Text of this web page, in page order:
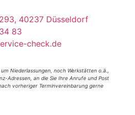
40237 Düsseldorf
83
check.de
Niederlassungen, noch Werkstätten o.ä.,
Adressen, an die Sie Ihre Anrufe und Post
vorheriger Terminvereinbarung gerne